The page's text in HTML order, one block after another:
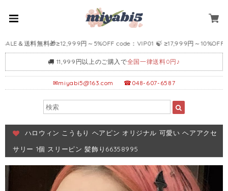
＆送料無料🎁≥12,999円～5%OFF code：VIP01 🍃 ≥17,999円～10%OFF
11,999円以上のご購入で全国一律送料0円♪
✉miyabi5@163.com ☎048-607-6587
ハロウィン こうもり ヘアピン オリジナル 可愛い ヘアアクセ
サリー 1個 スリーピン 髪飾り66358995